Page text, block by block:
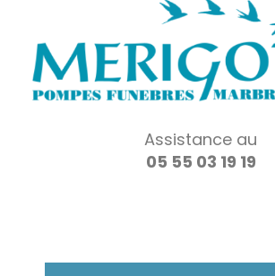
Assistance au
05 55 03 19 19